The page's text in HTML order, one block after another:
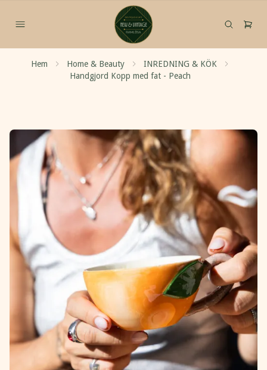
Hem Home & Beauty
INREDNING & KÖK
Handgjord Kopp med fat - Peach